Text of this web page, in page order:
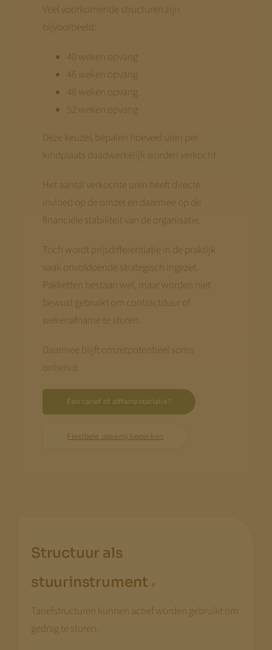
Veel voorkomende structuren zijn
bijvoorbeeld:
40 weken opvang
46 weken opvang
48 weken opvang
52 weken opvang
Deze keuzes bepalen hoeveel uren per
kindplaats daadwerkelijk worden verkocht.
Het aantal verkochte uren heeft directe
invloed op de omzet en daarmee op de
financiële stabiliteit van de organisatie.
Toch wordt prijsdifferentiatie in de praktijk
vaak onvoldoende strategisch ingezet.
Pakketten bestaan wel, maar worden niet
bewust gebruikt om contractduur of
wekenafname te sturen.
Daarmee blijft omzetpotentieel soms
onbenut
Één tarief of differtentatiatie?
Flexibele opvang beperken
Structuur als
stuurinstrument .
Tariefstructuren kunnen actief worden gebruikt om
gedrag te sturen.